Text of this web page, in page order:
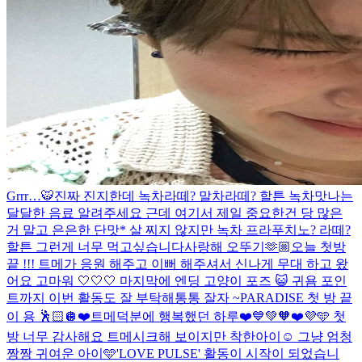
Grrr…🐯진짜 진지한데 녹차라떼? 말차라떼? 할튼 녹차맛나는
달달한 음료 알려주세요 근데 여기서 제일 중요한건 당 많은
거 말고 은은한 단맛* 살 찌지 않지만 녹차 프라푸치노? 라떼?
할튼 그런게 너무 먹고싶습니다사랑해 오뚜기🫶🏼 오늘 첫방
끝 !!! 트메가 응원 해주고 이뻐 해주셔서 신나게 무대 하고 왔
어요 고마워 🤍🤍🤍 마지막에 엔딩 고양이 포즈 😺 귀욤 포인
트까지 이번 활동도 잘 부탁해통통 잘자 ~PARADISE 첫 방 끝
이 용 🕺🏻🪩 ❤️트메덕분에 행복했던 하루❤️💙💚🧡❤️💜🩵 첫
방 너무 감사해요 트메 시크해 보이지만 착한아이☺️ 그냥 엄청
짱짱 귀여운 아이🩵'LOVE PULSE' 활동이 시작이 되었습니